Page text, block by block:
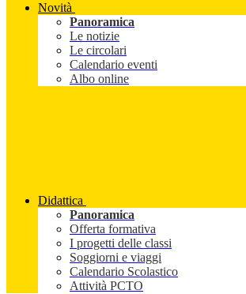
Novità
Panoramica
Le notizie
Le circolari
Calendario eventi
Albo online
Didattica
Panoramica
Offerta formativa
I progetti delle classi
Soggiorni e viaggi
Calendario Scolastico
Attività PCTO